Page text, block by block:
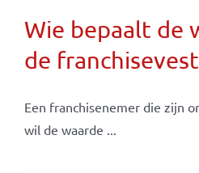
Wie bepaalt de
de
Een franchisenemer die zijn
wil de waarde ...